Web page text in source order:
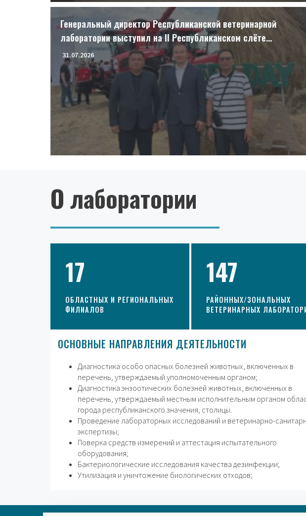
Генеральный директор Республиканской ветеринарной
лаборатории выступил на II Республиканском слёте
ветеринарных специалистов
31.07.2026
О лаборатории
17
ОБЛАСТНЫХ И РЕГИОНАЛЬНЫХ
ФИЛИАЛОВ
147
РАЙОННЫХ/ЗОНАЛЬНЫХ
ВЕТЕРИНАРНЫХ
ОСНОВНЫЕ НАПРАВЛЕНИЯ ДЕЯТЕЛЬНОСТИ
Диагностика особо опасных болезней животных, включенных в
перечень, утверждаемый уполномоченным органом;
Диагностика энзоотических болезней животных, включенных в
перечень, утверждаемый местным исполнительным органом
города республиканского значения, столицы.
Проведение лабораторных исследований и ветеринарно-
экспертизы;
Поверка средств измерений и аттестация испытательного
оборудования;
Бактериологические исследования качества дезинфекции;
Утилизация и уничтожение биологических отходов;